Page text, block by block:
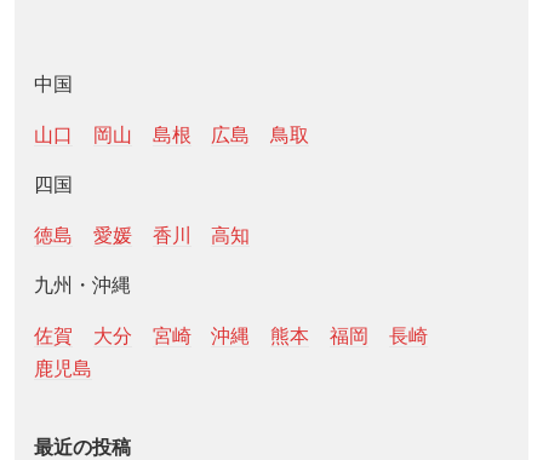
中国
山口 岡山 島根 広島 鳥取
四国
徳島 愛媛 香川 高知
九州・沖縄
佐賀 大分 宮崎 沖縄 熊本 福岡
長崎
鹿児島
最近の投稿